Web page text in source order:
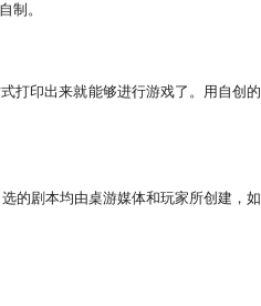
制。
打印出来就能够进行游戏了。用自创的
的剧本均由桌游媒体和玩家所创建，如